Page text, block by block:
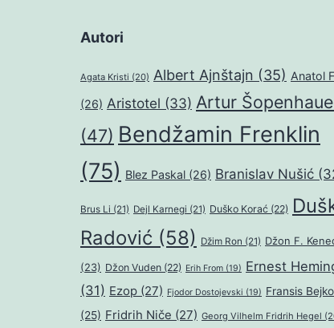
Autori
Agata Kristi (20) Albert Ajnštajn (35) Anatol
(26) Aristotel (33) Artur
(47) Bendžamin Frenklin
(75) Blez Paskal (26) Branislav Nušić
Brus Li (21) Dejl Karnegi (21) Duško Korać (22)
Radović (58) Džim Ron (21) Džon F.
(23) Džon Vuden (22) Erih From (19) Ernest
(31) Ezop (27) Fjodor Dostojevski (19) Fransis
(25) Fridrih Niče (27) Georg Vilhelm Fridrih Hegel